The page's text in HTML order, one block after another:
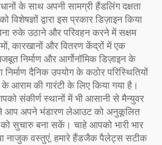
के साथ अपनी सामग्री हैंडलिंग दक्षता
द्वारा इस प्रकार डिज़ाइन किया
रुके उठाने और परिवहन करने में सक्षम
कारखानों और वितरण केंद्रों में एक
निर्माण और आर्गोनॉमिक डिज़ाइन के
दैनिक उपयोग के कठोर परिस्थितियों
की गारंटी के लिए किया गया है।
संकीर्ण स्थानों में भी आसानी से मैन्युवर
आप अपने भंडारण लेआउट को अनुकूलित
सुचारु बना सकें। चाहे आपको भारी भार
नाजुक वस्तुएं, हमारे हैंडजैक पैलेट्स सटीक